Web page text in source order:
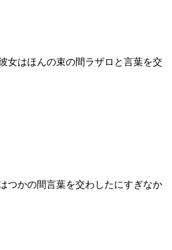
女はほんの束の間ラザロと言葉を交
つかの間言葉を交わしたにすぎなか